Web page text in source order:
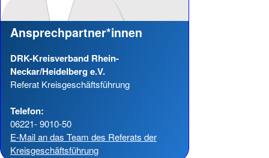
Ansprechpartner*innen
DRK-Kreisverband Rhein-
Neckar/Heidelberg e.V.
Referat Kreisgeschäftsführung
Telefon:
06221- 9010-50
E-Mail an das Team des Referats der
Kreisgeschäftsführung